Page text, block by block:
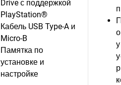
Drive с поддержкой
PlayStation®
Кабель USB Type-A и
Micro-B
Памятка по
установке и
настройке